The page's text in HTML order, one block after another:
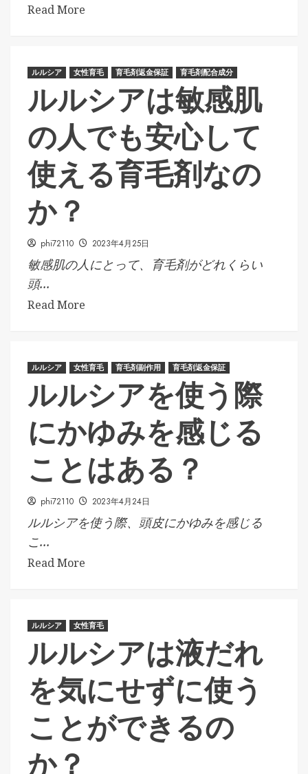
Read More
ルルシア 女性育毛 育毛剤返金保証 育毛剤配合成分
ルルシアは敏感肌
の人でも安心して
使える育毛剤なの
か？
phi72110 2023年4月25日
敏感肌の人にとって、育毛剤がどれくらい
頭...
Read More
ルルシア 女性育毛 育毛剤副作用 育毛剤返金保証
ルルシアを使う際
にかゆみを感じる
ことはある？
phi72110 2023年4月24日
ルルシアを使う際、頭皮にかゆみを感じる
こ...
Read More
ルルシア 女性育毛
ルルシアは液だれ
を気にせずに使う
ことができるの
か？